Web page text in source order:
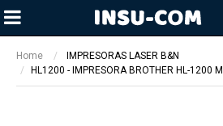
Home
IMPRESORAS LASER B&N
HL1200 - IMPRESORA BROTHER HL-1200